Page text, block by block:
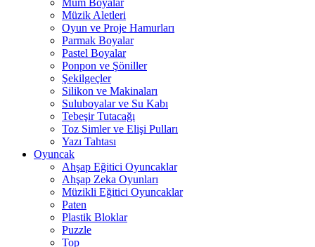
Müzik Aletleri
Oyun ve Proje Hamurları
Parmak Boyalar
Pastel Boyalar
Ponpon ve Şöniller
Şekilgeçler
Silikon ve Makinaları
Suluboyalar ve Su Kabı
Tebeşir Tutacağı
Toz Simler ve Elişi Pulları
Yazı Tahtası
Oyuncak
Ahşap Eğitici Oyuncaklar
Ahşap Zeka Oyunları
Müzikli Eğitici Oyuncaklar
Paten
Plastik Bloklar
Puzzle
Top